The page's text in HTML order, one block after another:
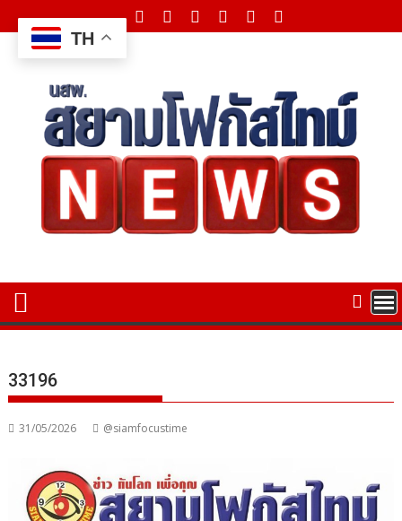
to
content
33196
31/05/2026 @siamfocustime
TH